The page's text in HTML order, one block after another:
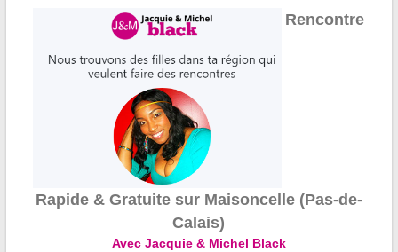
Rencontre
Rapide & Gratuite sur Maisoncelle (Pas-de-
Calais)
Avec Jacquie & Michel Black